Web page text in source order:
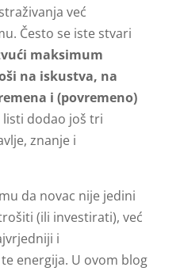
već
Često se iste stvari
maksimum
na iskustva, na
i (povremeno)
listi dodao još tri
znanje i
da novac nije jedini
(ili investirati), već
i
energija. U ovom blog